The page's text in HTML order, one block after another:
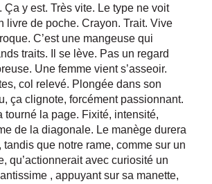
Ça y est. Très vite. Le type ne voit
livre de poche. Crayon. Trait. Vive
C’est une mangeuse qui
traits. Il se lève. Pas un regard
Une femme vient s’asseoir.
col relevé. Plongée dans son
ça clignote, forcément passionnant.
tourné la page. Fixité, intensité,
de la diagonale. Le manège durera
tandis que notre rame, comme sur un
qu’actionnerait avec curiosité un
, appuyant sur sa manette,